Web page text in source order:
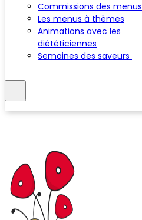
Commissions des menus
Les menus à thèmes
Animations avec les
diététiciennes
Semaines des saveurs